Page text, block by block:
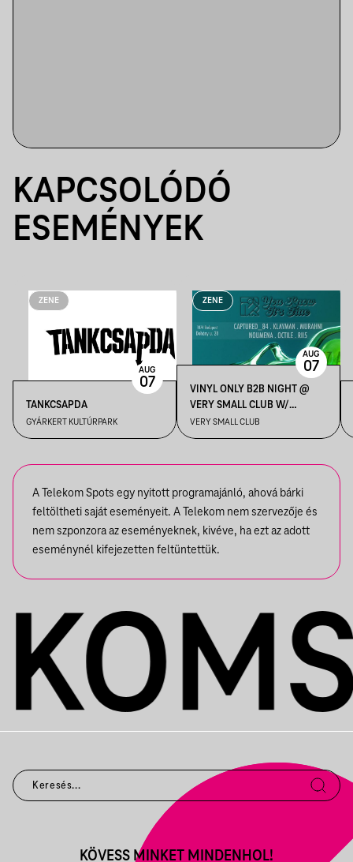
KAPCSOLÓDÓ
ESEMÉNYEK
ZENE
TANKCSAPDA
GYÁRKERT KULTÚRPARK
AUG
07
ZENE
VINYL ONLY B2B NIGHT @
VERY SMALL CLUB W/
KLAYMAN, OCTILE, RII5,
MURAHNI, NOUMENA,
VERY SMALL CLUB
AUG
07
A Telekom Spots egy nyitott programajánló, ahová bárki
feltöltheti saját eseményeit. A Telekom nem szervezője és
nem szponzora az eseményeknek, kivéve, ha ezt az adott
eseménynél kifejezetten feltüntettük.
KÖVESS MINKET MINDENHOL!